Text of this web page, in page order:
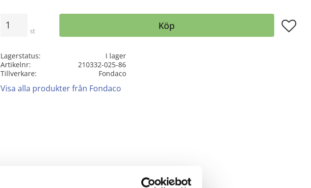
st Köp Lägg
Lagerstatus
I lager
Artikelnr
210332-025-86
Tillverkare
Fondaco
Visa alla produkter från Fondaco